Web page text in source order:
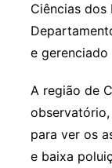
Ciências dos
e gerenciado
A região de
para ver os
e baixa